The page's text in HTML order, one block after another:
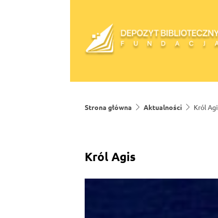
Strona główna Aktualności Król
Król Agis